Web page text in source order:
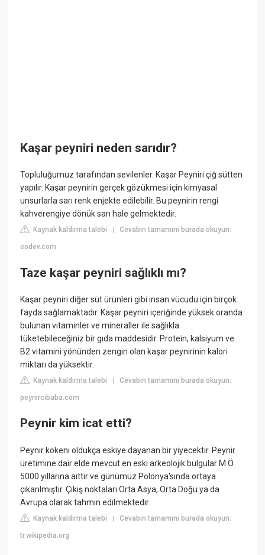
Kaşar peyniri neden sarıdır?
Topluluğumuz tarafından sevilenler. Kaşar Peyniri çiğ sütten
yapılır. Kaşar peynirin gerçek gözükmesi için kimyasal
unsurlarla sarı renk enjekte edilebilir. Bu peynirin rengi
kahverengiye dönük sarı hale gelmektedir.
Kaynak kaldırma talebi |Cevabın tamamını burada okuyun:
eodev.com
Taze kaşar peyniri sağlıklı mı?
Kaşar peyniri diğer süt ürünleri gibi insan vücudu için birçok
fayda sağlamaktadır. Kaşar peyniri içeriğinde yüksek oranda
bulunan vitaminler ve mineraller ile sağlıkla
tüketebileceğiniz bir gıda maddesidir. Protein, kalsiyum ve
B2 vitamini yönünden zengin olan kaşar peynirinin kalori
miktarı da yüksektir.
Kaynak kaldırma talebi |Cevabın tamamını burada okuyun:
peynircibaba.com
Peynir kim icat etti?
Peynir kökeni oldukça eskiye dayanan bir yiyecektir. Peynir
üretimine dair elde mevcut en eski arkeolojik bulgular M.Ö.
5000 yıllarına aittir ve günümüz Polonya'sında ortaya
çıkarılmıştır. Çıkış noktaları Orta Asya, Orta Doğu ya da
Avrupa olarak tahmin edilmektedir.
Kaynak kaldırma talebi |Cevabın tamamını burada okuyun:
tr.wikipedia.org